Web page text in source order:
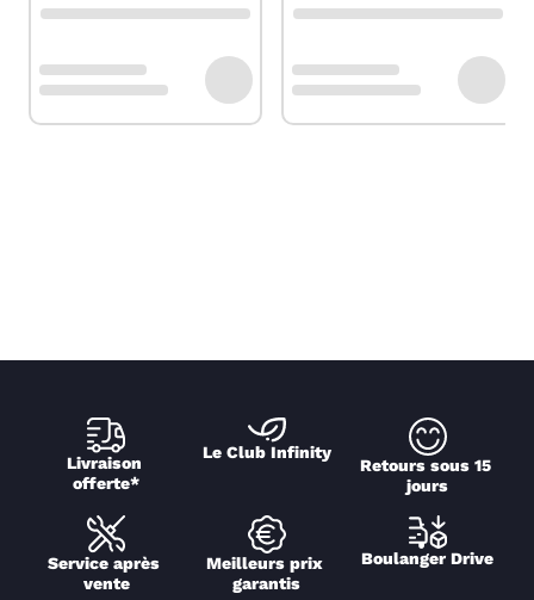
Livraison
offerte*
Le Club Infinity
Retours sous 15
jours
Service après
vente
Meilleurs prix
garantis
Boulanger Drive